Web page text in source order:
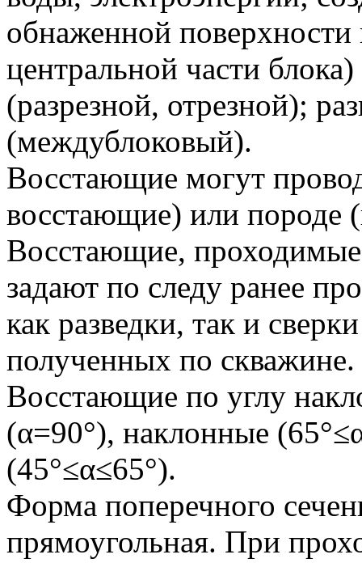
обнаженной поверхности
центральной части
(разрезной, отрезной);
(междублоковый).
Восстающие могут
восстающие) или породе
Восстающие,
задают по следу ранее
как разведки, так и
полученных по скважине.
Восстающие по углу
(α=90°), наклонные
(45°≤α≤65°).
Форма поперечного
прямоугольная. При